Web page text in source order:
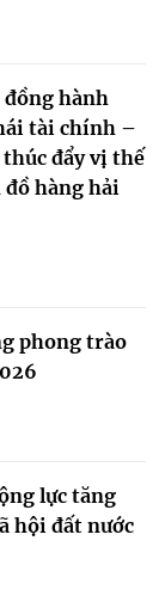
đồng hành
tài chính –
đẩy vị thế
hàng hải
phong trào
lực tăng
hội đất nước